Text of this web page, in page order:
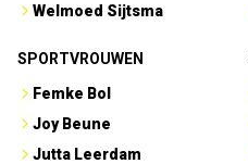
Welmoed Sijtsma
SPORTVROUWEN
Femke Bol
Joy Beune
Jutta Leerdam